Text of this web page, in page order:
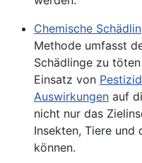
Chemische
Methode umfasst
Schädlinge zu
Einsatz von
Auswirkungen auf
nicht nur das
Insekten, Tiere und
können.